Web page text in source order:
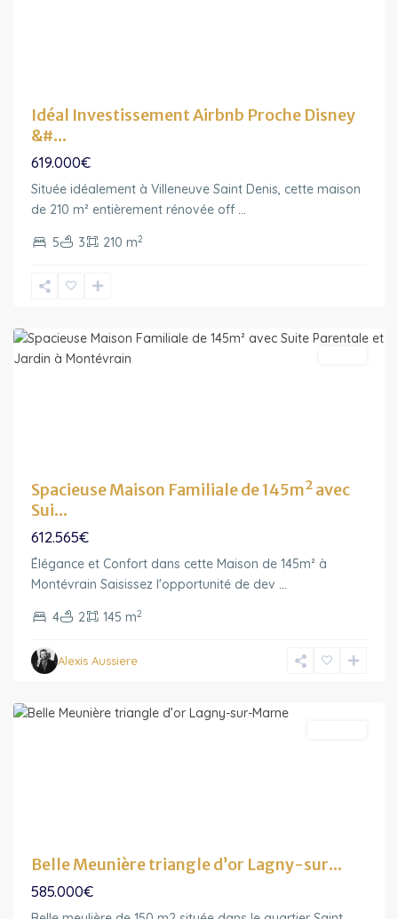
Idéal Investissement Airbnb Proche Disney
&#...
619.000€
Située idéalement à Villeneuve Saint Denis, cette maison
de 210 m² entièrement rénovée off ...
5 3 210 m2
de-
Spacieuse Maison Familiale de 145m² avec
Sui...
612.565€
Élégance et Confort dans cette Maison de 145m² à
Montévrain Saisissez l'opportunité de dev ...
4 2 145 m2
Alexis Aussiere
Ile-
France,
Lagny-
sur-
Belle Meunière triangle d’or Lagny-sur...
585.000€